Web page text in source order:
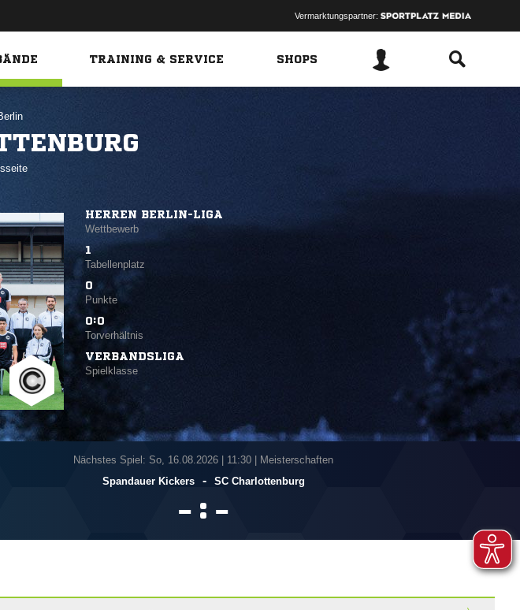
Vermarktungspartner:
TRAINING & SERVICE SHOPS
HERREN BERLIN-LIGA
Wettbewerb
1
Tabellenplatz
0
Punkte
0:0
Torverhältnis
VERBANDSLIGA
Spielklasse
Nächstes Spiel: So, 16.08.2026
11:30 | Meisterschaften
Spandauer Kickers
- SC Charlottenburg
 : 